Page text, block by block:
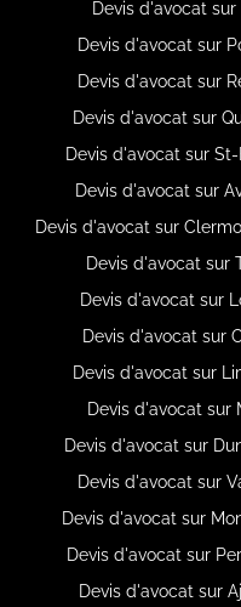
Devis d'avocat
Devis d'avocat sur
Devis d'avocat sur
Devis d'avocat sur
Devis d'avocat sur
Devis d'avocat sur
Devis d'avocat sur
Devis d'avocat sur
Devis d'avocat sur
Devis d'avocat sur
Devis d'avocat sur
Devis d'avocat sur
Devis d'avocat sur
Devis d'avocat sur
Devis d'avocat sur
Devis d'avocat sur
Devis d'avocat sur